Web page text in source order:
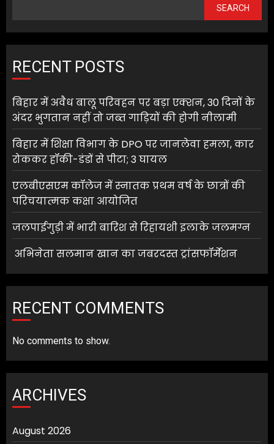
SEARCH
RECENT POSTS
बिहार में अवैध बालू परिवहन पर बड़ा एक्शन, 30 दिनों के
अंदर भुगतान नहीं तो जब्त गाड़ियों की होगी नीलामी
बिहार में शिक्षा विभाग के DPO पर जानलेवा हमला, कार
रोककर हॉकी-डंडों से पीटा; 3 घायल
एलबीएसएम कॉलेज में स्नातक प्रथम वर्ष के छात्रों की
परिचयात्मक कक्षा आयोजित
जलपाईगुड़ी में भारी बारिश से रिहायशी इलाके जलमग्न
अभिनेता सलमान खान का जबरदस्त ट्रांसफॉर्मेशन
RECENT COMMENTS
No comments to show.
ARCHIVES
August 2026